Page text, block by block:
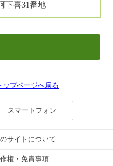
下喜31番地
ップページへ戻る
スマートフォン
サイトについて
権・免責事項